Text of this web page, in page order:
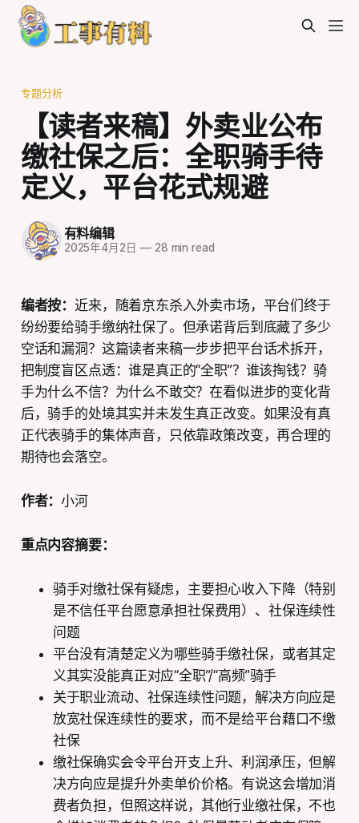
专题分析
【读者来稿】外卖业公布
缴社保之后：全职骑手待
定义，平台花式规避
有料编辑
2025年4月2日 —28 min read
编者按：近来，随着京东杀入外卖市场，平台们终于
纷纷要给骑手缴纳社保了。但承诺背后到底藏了多少
空话和漏洞？这篇读者来稿一步步把平台话术拆开，
把制度盲区点透：谁是真正的“全职”？谁该掏钱？骑
手为什么不信？为什么不敢交？在看似进步的变化背
后，骑手的处境其实并未发生真正改变。如果没有真
正代表骑手的集体声音，只依靠政策改变，再合理的
期待也会落空。
作者：小河
重点内容摘要：
骑手对缴社保有疑虑，主要担心收入下降（特别
是不信任平台愿意承担社保费用）、社保连续性
问题
平台没有清楚定义为哪些骑手缴社保，或者其定
义其实没能真正对应“全职”/“高频”骑手
关于职业流动、社保连续性问题，解决方向应是
放宽社保连续性的要求，而不是给平台藉口不缴
社保
缴社保确实会令平台开支上升、利润承压，但解
决方向应是提升外卖单价价格。有说这会增加消
费者负担，但照这样说，其他行业缴社保，不也